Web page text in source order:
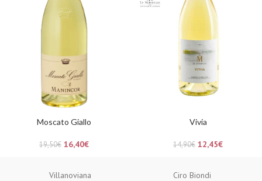
Moscato Giallo
19,50€ 16,40€
Vivia
14,90€ 12,45€
Villanoviana Ciro Biondi